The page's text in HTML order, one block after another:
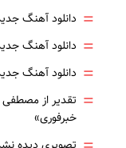
= دانلود آهنگ
= دانلود آهنگ
= دانلود آهنگ
= تقدیر از مصطفی
خبرفوری»